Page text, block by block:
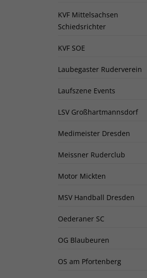
KVF Mittelsachsen
Schiedsrichter
KVF SOE
Laubegaster Ruderverein
Laufszene Events
LSV Großhartmannsdorf
Medimeister Dresden
Meissner Ruderclub
Motor Mickten
MSV Handball Dresden
Oederaner SC
OG Blaubeuren
OS am Pfortenberg